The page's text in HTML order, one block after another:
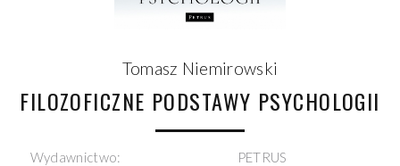
Tomasz Niemirowski
FILOZOFICZNE PODSTAWY PSYCHOLOGII
Wydawnictwo:
PETRUS